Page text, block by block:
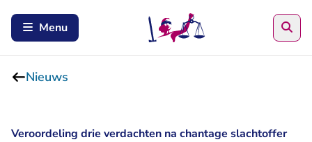
Menu
Nieuws
Veroordeling drie verdachten na chantage slachtoffer